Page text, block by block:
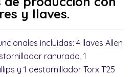
y llaves.
incluidas: 4 llaves Allen
ranurado, 1
y 1 destornillador Torx T25